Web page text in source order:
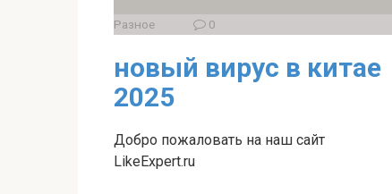
Разное 0
новый вирус в китае
2025
Добро пожаловать на наш сайт
LikeExpert.ru